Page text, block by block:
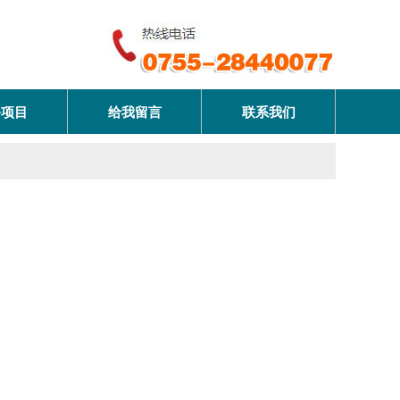
目 给我留言 联系我们